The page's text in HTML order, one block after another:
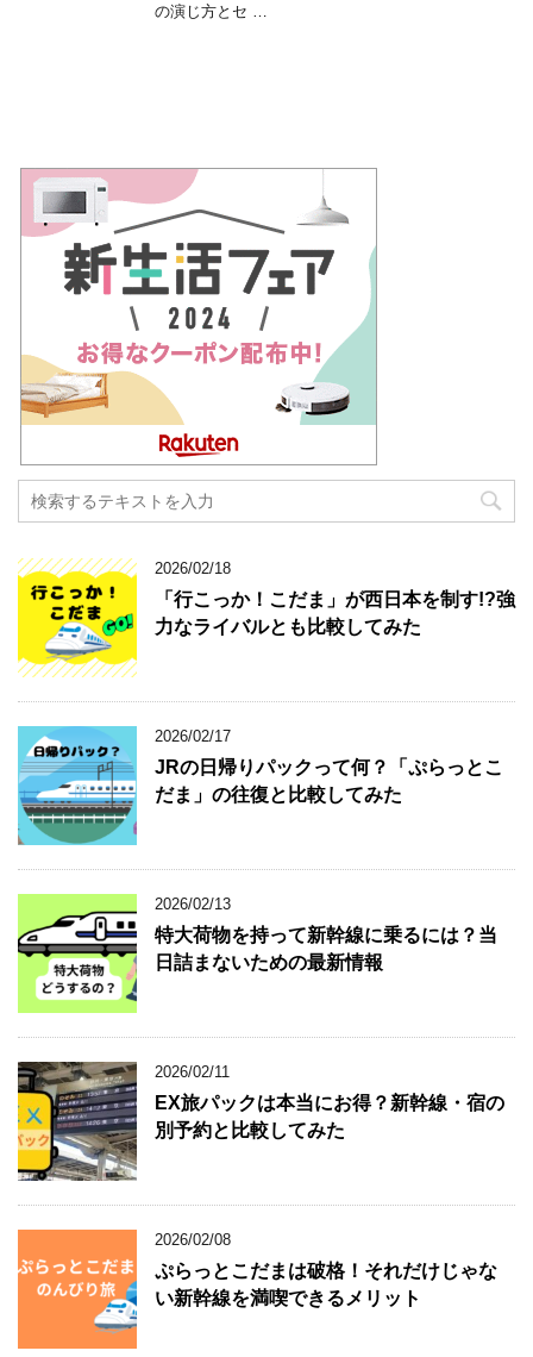
の演じ方とセ …
2026/02/18
「行こっか！こだま」が西日本を制す!?強
力なライバルとも比較してみた
2026/02/17
JRの日帰りパックって何？「ぷらっとこ
だま」の往復と比較してみた
2026/02/13
特大荷物を持って新幹線に乗るには？当
日詰まないための最新情報
2026/02/11
EX旅パックは本当にお得？新幹線・宿の
別予約と比較してみた
2026/02/08
ぷらっとこだまは破格！それだけじゃな
い新幹線を満喫できるメリット